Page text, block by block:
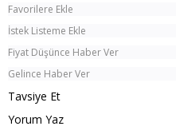
Favorilere Ekle
İstek Listeme Ekle
Fiyat Düşünce Haber Ver
Gelince Haber Ver
Tavsiye Et
Yorum Yaz